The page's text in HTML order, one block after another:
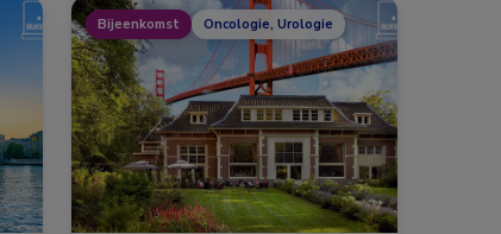
Bijeenkomst Oncologie, Urologie